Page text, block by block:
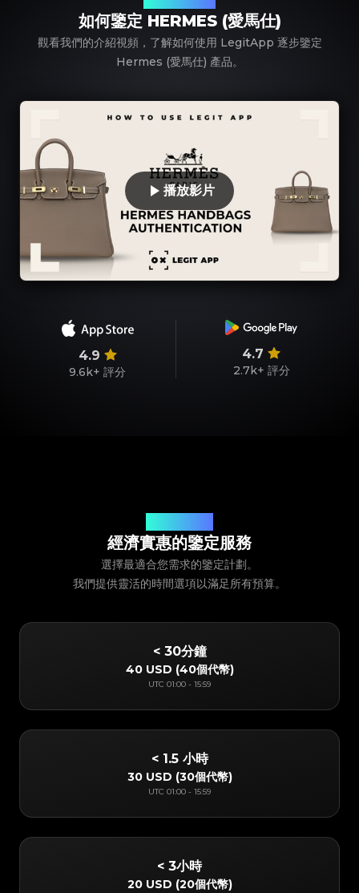
如何鑒定 HERMES (愛馬仕)
觀看我們的介紹視頻，了解如何使用 LegitApp 逐步鑒定
Hermes (愛馬仕) 產品。
播放影片
4.9
9.6k+ 評分
4.7
2.7k+ 評分
經濟實惠的鑒定服務
選擇最適合您需求的鑒定計劃。
我們提供靈活的時間選項以滿足所有預算。
< 30分鐘
40 USD (40個代幣)
UTC 01:00 - 15:59
< 1.5 小時
30 USD (30個代幣)
UTC 01:00 - 15:59
< 3小時
20 USD (20個代幣)